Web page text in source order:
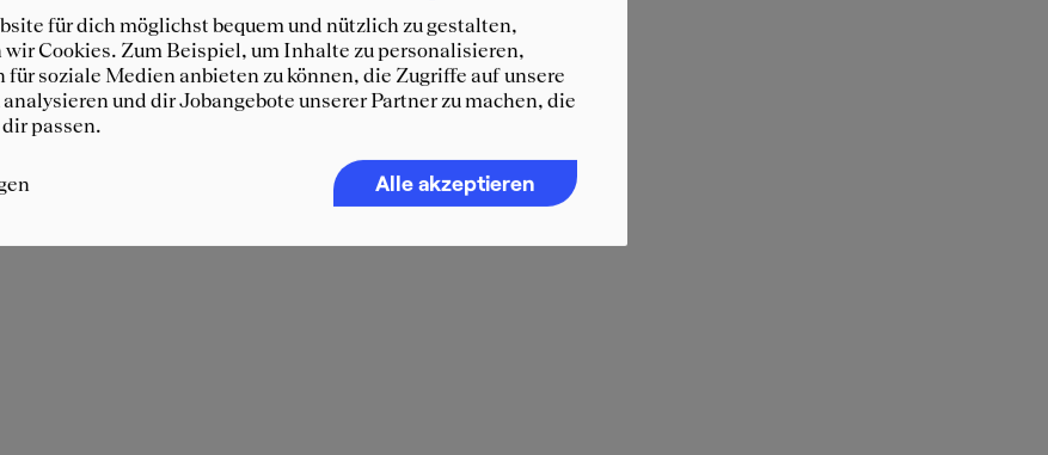
für dich möglichst bequem und nützlich zu gestalten,
wir Cookies. Zum Beispiel, um Inhalte zu personalisieren,
für soziale Medien anbieten zu können, die Zugriffe auf unsere
und dir Jobangebote unserer Partner zu machen, die
passen.
Alle akzeptieren